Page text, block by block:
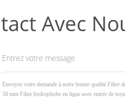
Avec
Entrez votre message